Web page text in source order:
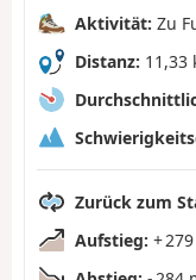
Aktivität: Zu
Distanz: 11,33
Zurück zum
Aufstieg: +